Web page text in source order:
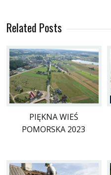
Related Posts
PIĘKNA WIEŚ
POMORSKA 2023